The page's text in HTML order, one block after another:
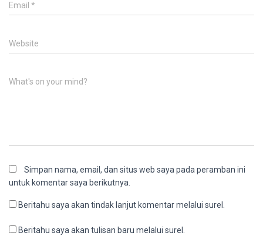
Email *
Website
What's on your mind?
Simpan nama, email, dan situs web saya pada peramban ini
untuk komentar saya berikutnya.
Beritahu saya akan tindak lanjut komentar melalui surel.
Beritahu saya akan tulisan baru melalui surel.